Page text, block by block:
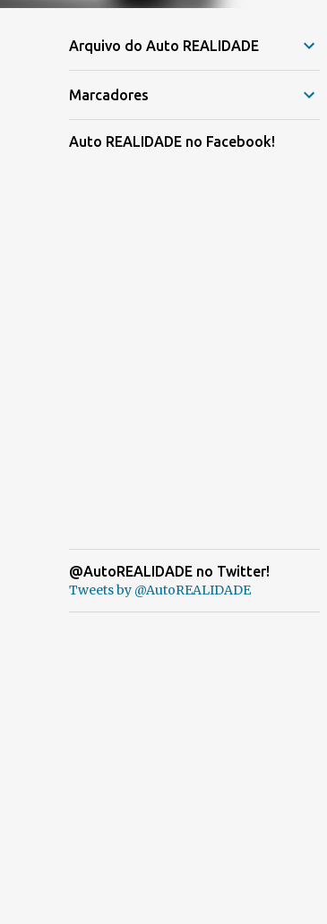
Arquivo do Auto REALIDADE
Marcadores
Auto REALIDADE no Facebook!
@AutoREALIDADE no Twitter!
Tweets by @AutoREALIDADE